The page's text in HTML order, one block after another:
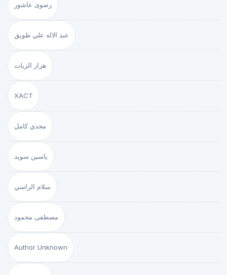
رضوى عاشور
عبد الاله علي طويق
هزار الزيات
XACT
مجدي كامل
ياسين سويد
سلام الراسي
مصطفى محمود
Author Unknown